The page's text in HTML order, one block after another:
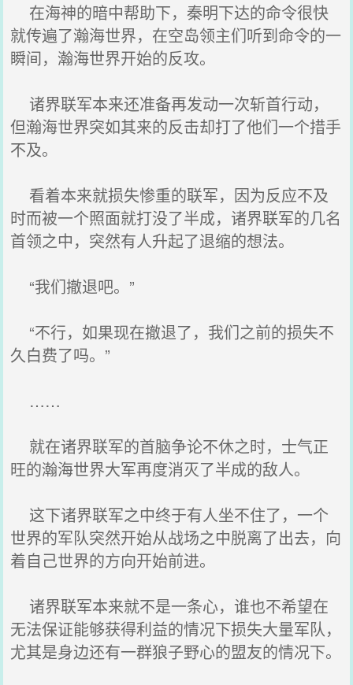
在海神的暗中帮助下，秦明下达的命令很快
就传遍了瀚海世界，在空岛领主们听到命令的一
瞬间，瀚海世界开始的反攻。
诸界联军本来还准备再发动一次斩首行动，
但瀚海世界突如其来的反击却打了他们一个措手
不及。
看着本来就损失惨重的联军，因为反应不及
时而被一个照面就打没了半成，诸界联军的几名
首领之中，突然有人升起了退缩的想法。
“我们撤退吧。”
“不行，如果现在撤退了，我们之前的损失不
久白费了吗。”
……
就在诸界联军的首脑争论不休之时，士气正
旺的瀚海世界大军再度消灭了半成的敌人。
这下诸界联军之中终于有人坐不住了，一个
世界的军队突然开始从战场之中脱离了出去，向
着自己世界的方向开始前进。
诸界联军本来就不是一条心，谁也不希望在
无法保证能够获得利益的情况下损失大量军队，
尤其是身边还有一群狼子野心的盟友的情况下。